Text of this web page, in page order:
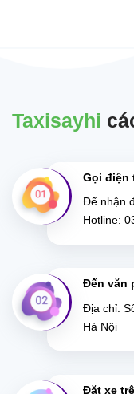
Taxisayhi
Gọi điện
Để nhận
Hotline:
Đến văn
Địa chỉ:
Hà Nội
Đặt xe